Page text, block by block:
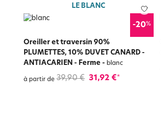
LE BLANC
-20%
Oreiller et traversin 90%
PLUMETTES, 10% DUVET CANARD -
ANTIACARIEN - Ferme - blanc
à partir de 39,90 € 31,92 €*